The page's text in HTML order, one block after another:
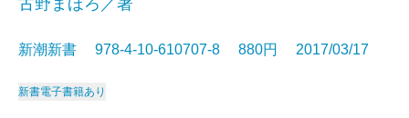
新潮新書 978-4-10-610707-8 880円 2017/03/17
新書電子書籍あり